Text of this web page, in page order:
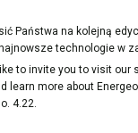
Państwa na kolejną
technologie w
to invite you to visit
learn more about
4.22.